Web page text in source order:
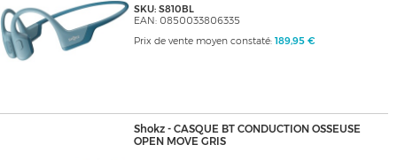
SKU: S810BL
EAN: 0850033806335
Prix de vente moyen constaté: 189,95 €
Shokz - CASQUE BT CONDUCTION OSSEUSE
OPEN MOVE GRIS